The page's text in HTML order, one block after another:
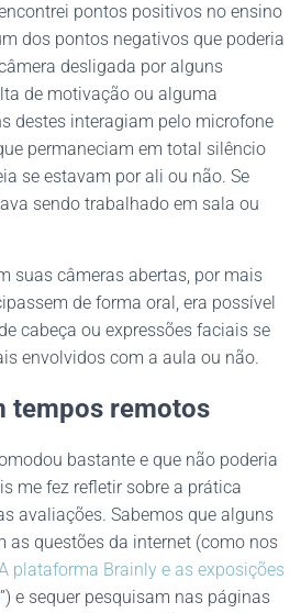
pontos positivos no ensino
dos pontos negativos que poderia
desligada por alguns
de motivação ou alguma
destes interagiam pelo microfone
permaneciam em total silêncio
se estavam por ali ou não. Se
sendo trabalhado em sala ou
suas câmeras abertas, por mais
de forma oral, era possível
cabeça ou expressões faciais se
envolvidos com a aula ou não.
tempos remotos
bastante e que não poderia
me fez refletir sobre a prática
avaliações. Sabemos que alguns
as questões da internet (como nos
plataforma Brainly e as exposições
”) e sequer pesquisam nas páginas